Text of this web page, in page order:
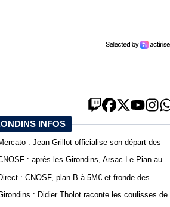
INFOS
: Jean Grillot officialise son départ des
: après les Girondins, Arsac-Le Pian au
: CNOSF, plan B à 5M€ et fronde des
: Didier Tholot raconte les coulisses de